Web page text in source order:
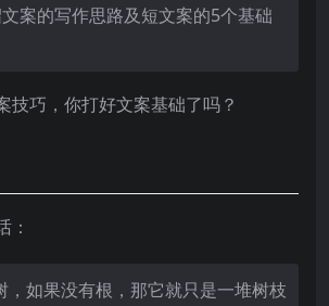
案的写作思路及短文案的5个基础
：
，如果没有根，那它就只是一堆树枝